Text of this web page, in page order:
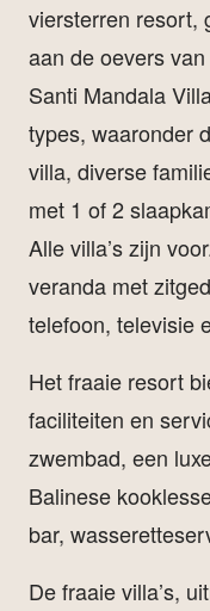
viersterren resort,
aan de oevers
Santi Mandala
types, waaronder
villa, diverse
met 1 of 2
Alle villa’s zijn
veranda met
telefoon, televisie
Het fraaie resort
faciliteiten en
zwembad, een
Balinese
bar,
De fraaie villa’s,